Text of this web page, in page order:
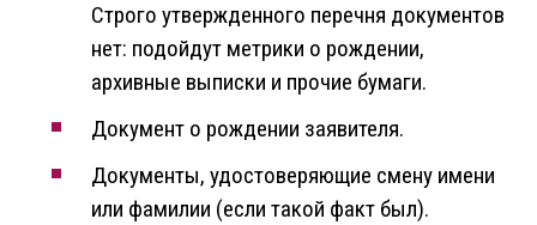
Строго утвержденного перечня документов
нет: подойдут метрики о рождении,
архивные выписки и прочие бумаги.
Документ о рождении заявителя.
Документы, удостоверяющие смену имени
или фамилии (если такой факт был).